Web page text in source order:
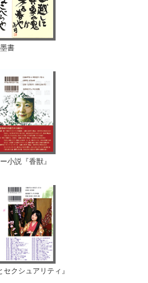
書
小説『香獣』
クシュアリティ』